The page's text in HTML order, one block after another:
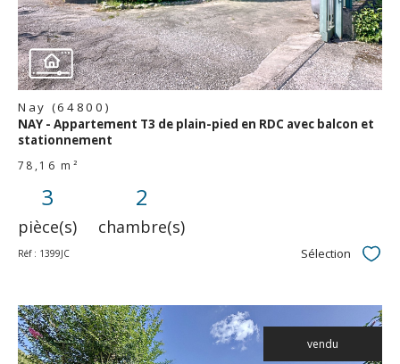
Nay (64800)
NAY - Appartement T3 de plain-pied en RDC avec balcon et
stationnement
78,16 m²
3
pièce(s)
2
chambre(s)
Réf : 1399JC Sélection
vendu